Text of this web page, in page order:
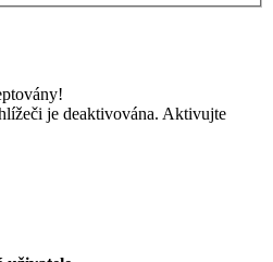
je deaktivována. Aktivujte